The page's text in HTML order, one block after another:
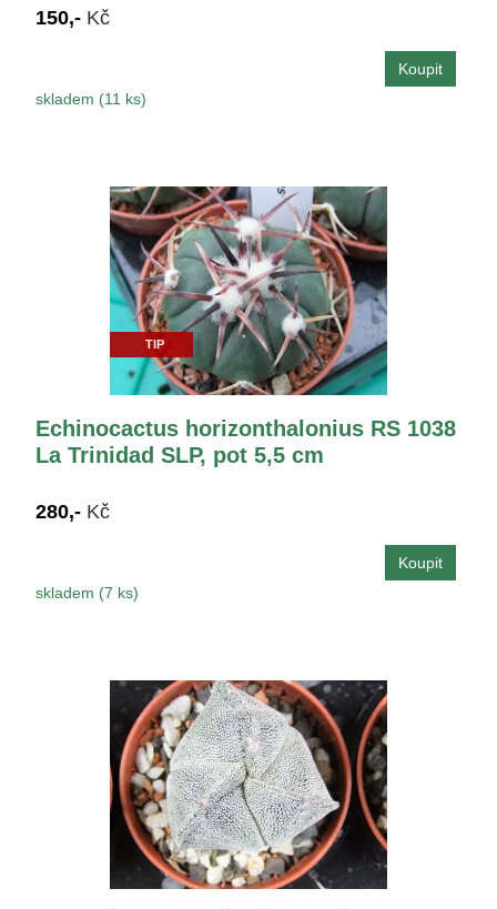
150,- Kč
skladem (11 ks)
TIP
Echinocactus horizonthalonius RS 1038
La Trinidad SLP, pot 5,5 cm
280,- Kč
skladem (7 ks)